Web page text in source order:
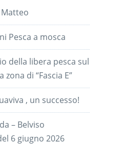
Pesca a mosca
della libera pesca sul
di “Fascia E”
, un successo!
– Belviso
6 giugno 2026